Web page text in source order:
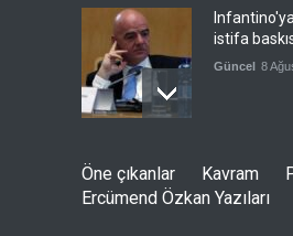
istifa
Güncel 8
yerine aşırı
getirdi
Öne çıkanlar Kavram
Ercümend Özkan Yazıları